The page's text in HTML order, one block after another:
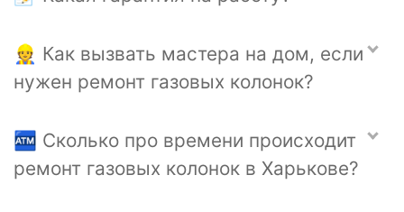
👷 Как вызвать мастера на дом, если
нужен ремонт газовых колонок?
🏧 Сколько про времени происходит
ремонт газовых колонок в Харькове?